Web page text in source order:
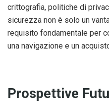
crittografia, politiche di
sicurezza non è solo un
requisito fondamentale per
una navigazione e un
Prospettive